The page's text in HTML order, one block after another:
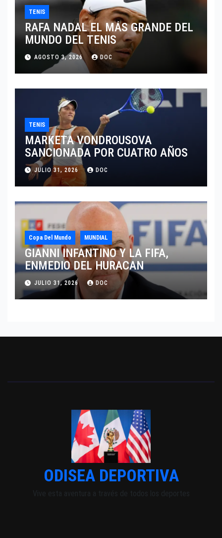
TENIS
RAFA NADAL EL MÁS GRANDE DEL
MUNDO DEL TENIS
AGOSTO 3, 2026 DOC
TENIS
MARKETA VONDROUSOVA
SANCIONADA POR CUATRO AÑOS
JULIO 31, 2026 DOC
Copa Del Mundo MUNDIAL
GIANNI INFANTINO Y LA FIFA,
ENMEDIO DEL HURACAN
JULIO 31, 2026 DOC
ODISEA DEPORTIVA
Vive esta aventura a través de todos los deportes